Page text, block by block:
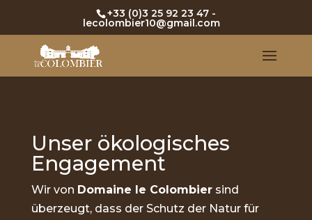
+33 (0)3 25 92 23 47-
lecolombier10@gmail.com
Unser ökologisches
Engagement
Wir von Domaine le Colombiersind
überzeugt, dass der Schutz der Natur für